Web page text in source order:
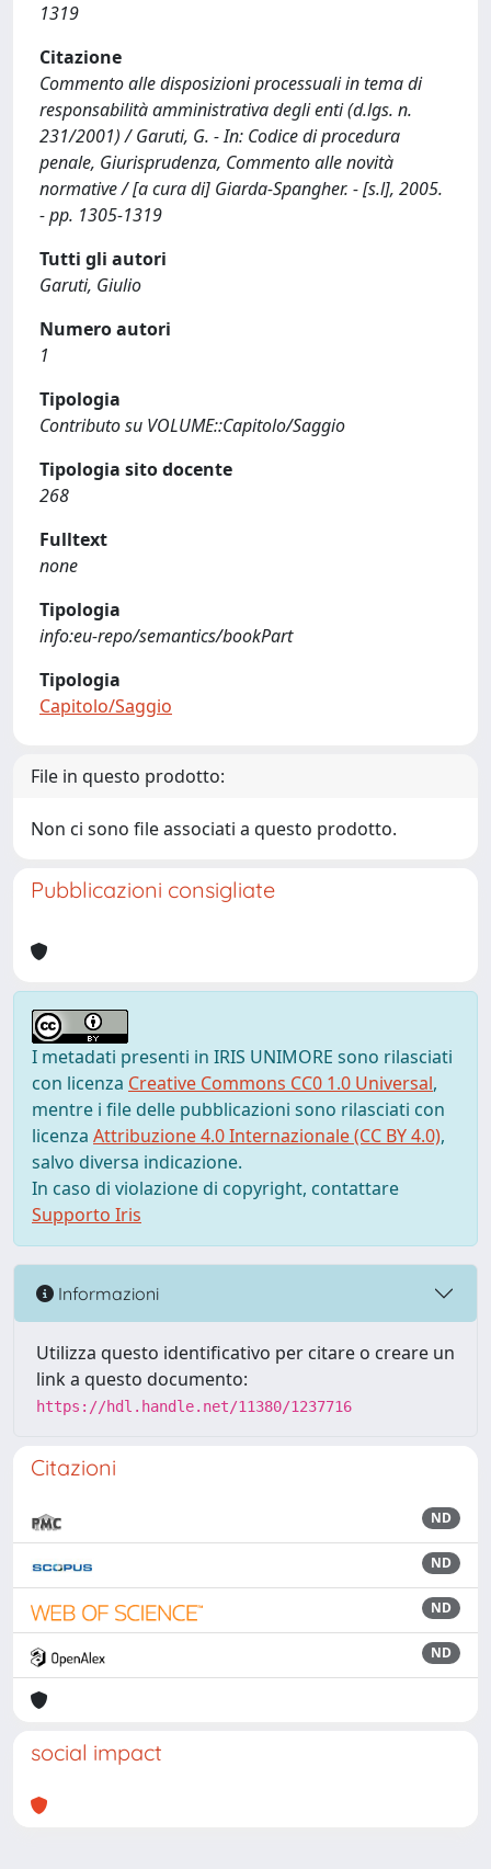
1319
Citazione
Commento alle disposizioni processuali in tema di
responsabilità amministrativa degli enti (d.lgs. n.
231/2001) / Garuti, G. - In: Codice di procedura
penale, Giurisprudenza, Commento alle novità
normative / [a cura di] Giarda-Spangher. - [s.l], 2005.
- pp. 1305-1319
Tutti gli autori
Garuti, Giulio
Numero autori
1
Tipologia
Contributo su VOLUME::Capitolo/Saggio
Tipologia sito docente
268
Fulltext
none
Tipologia
info:eu-repo/semantics/bookPart
Tipologia
Capitolo/Saggio
File in questo prodotto:
Non ci sono file associati a questo prodotto.
Pubblicazioni consigliate
I metadati presenti in IRIS UNIMORE sono rilasciati
con licenza Creative Commons CC0 1.0 Universal,
mentre i file delle pubblicazioni sono rilasciati con
licenza Attribuzione 4.0 Internazionale (CC BY 4.0),
salvo diversa indicazione.
In caso di violazione di copyright, contattare
Supporto Iris
Informazioni
Utilizza questo identificativo per citare o creare un
link a questo documento:
https://hdl.handle.net/11380/1237716
Citazioni
ND
ND
ND
ND
social impact